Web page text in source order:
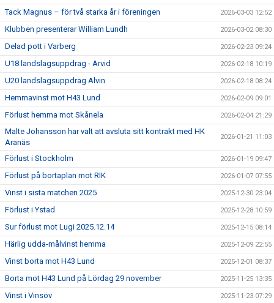
Tack Magnus – för två starka år i föreningen 2026-03-03 12:52
Klubben presenterar William Lundh 2026-03-02 08:30
Delad pott i Varberg 2026-02-23 09:24
U18 landslagsuppdrag - Arvid 2026-02-18 10:19
U20 landslagsuppdrag Alvin 2026-02-18 08:24
Hemmavinst mot H43 Lund 2026-02-09 09:01
Förlust hemma mot Skånela 2026-02-04 21:29
Malte Johansson har valt att avsluta sitt kontrakt med HK
Aranäs
2026-01-21 11:03
Förlust i Stockholm 2026-01-19 09:47
Förlust på bortaplan mot RIK 2026-01-07 07:55
Vinst i sista matchen 2025 2025-12-30 23:04
Förlust i Ystad 2025-12-28 10:59
Sur förlust mot Lugi 2025.12.14 2025-12-15 08:14
Härlig udda-målvinst hemma 2025-12-09 22:55
Vinst borta mot H43 Lund 2025-12-01 08:37
Borta mot H43 Lund på Lördag 29 november 2025-11-25 13:35
Vinst i Vinsöv 2025-11-23 07:29